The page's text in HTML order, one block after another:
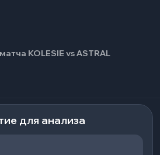
KOLESIE vs ASTRAL
для анализа